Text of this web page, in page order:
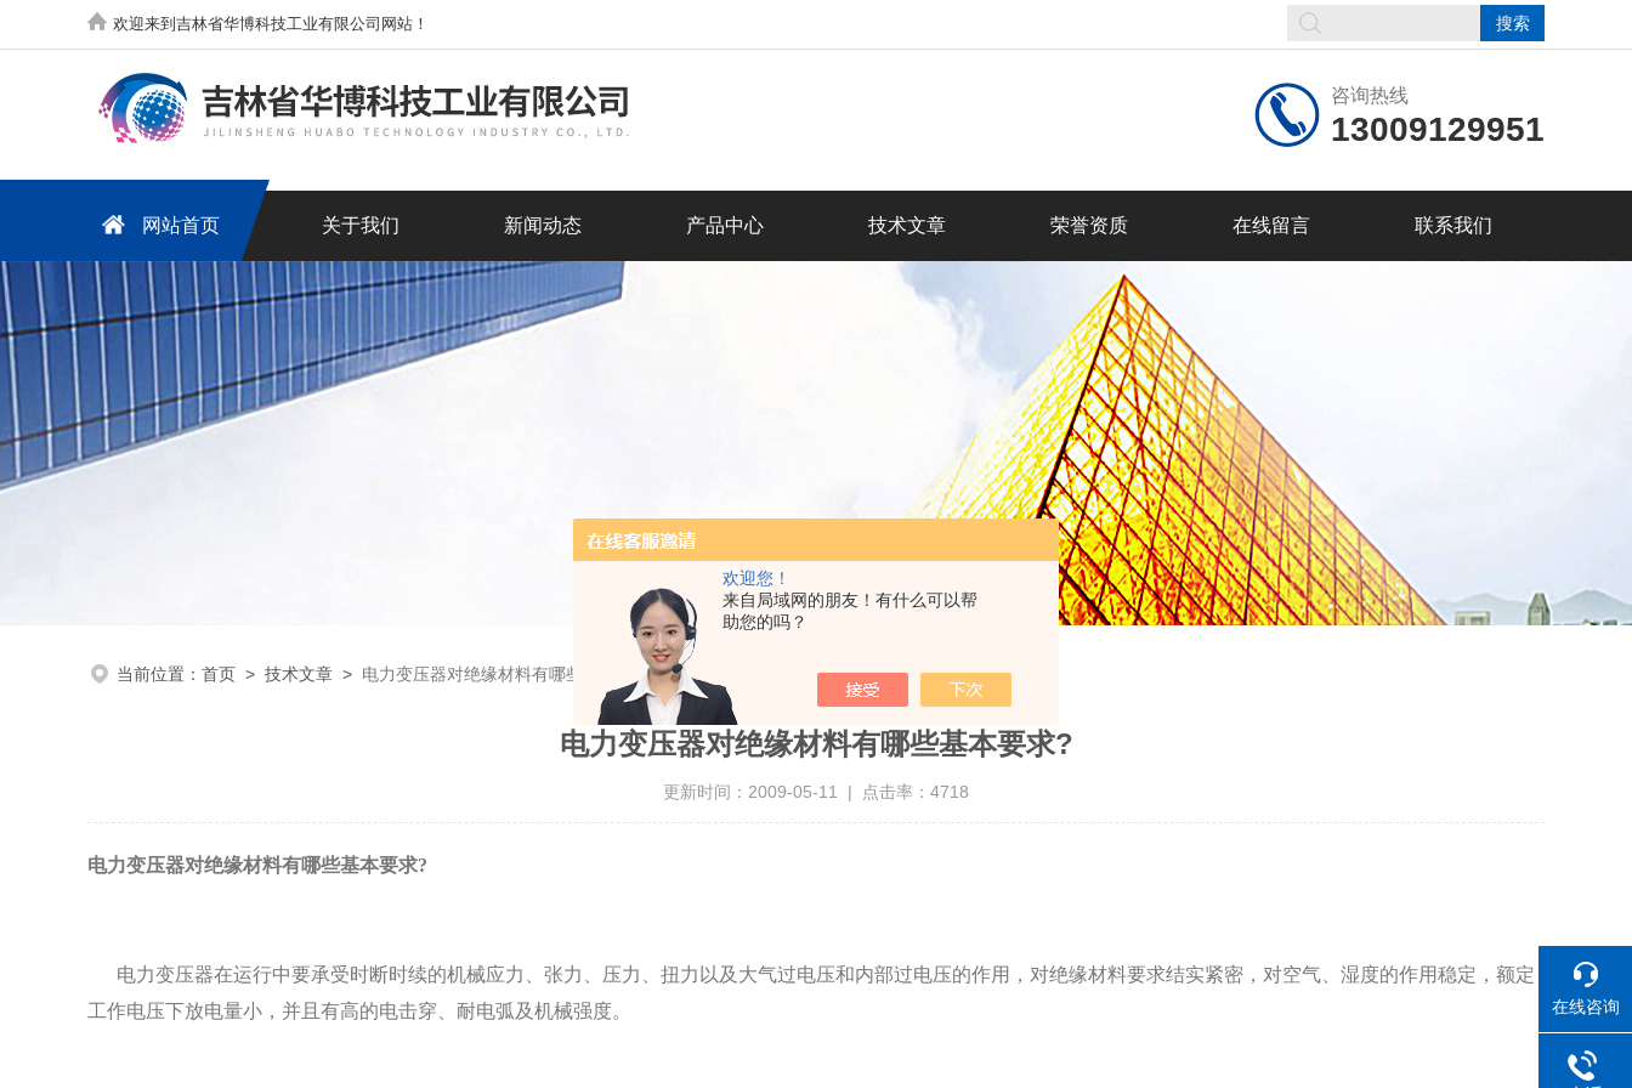
欢迎您！
来自局域网的朋友！有什么可以帮
助您的吗？
欢迎来到吉林省华博科技工业有限公司网站！
咨询热线
13009129951
网站首页 关于我们 新闻动态 产品中心 技术文章 荣誉资质 在线留言 联系我们
当前位置： 首页 > 技术文章 > 电力变压器对绝缘材料有哪些基本要求?
电力变压器对绝缘材料有哪些基本要求?
更新时间：2009-05-11 | 点击率：4718
电力变压器对绝缘材料有哪些基本要求?
电力变压器在运行中要承受时断时续的机械应力、张力、压力、扭力以及大气过电压和内部过电压的作用，对绝缘材料要求结实紧密，对空气、湿度的作用稳定，额定
工作电压下放电量小，并且有高的电击穿、耐电弧及机械强度。
在线咨询